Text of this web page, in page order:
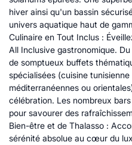
hiver ainsi qu'un bassin
univers aquatique haut de
Culinaire en Tout Inclus :
All Inclusive gastronomique.
de somptueux buffets
spécialisées (cuisine
méditerranéennes ou
célébration. Les nombreux
pour savourer des
Bien-être et de Thalasso :
sérénité absolue au cœur du